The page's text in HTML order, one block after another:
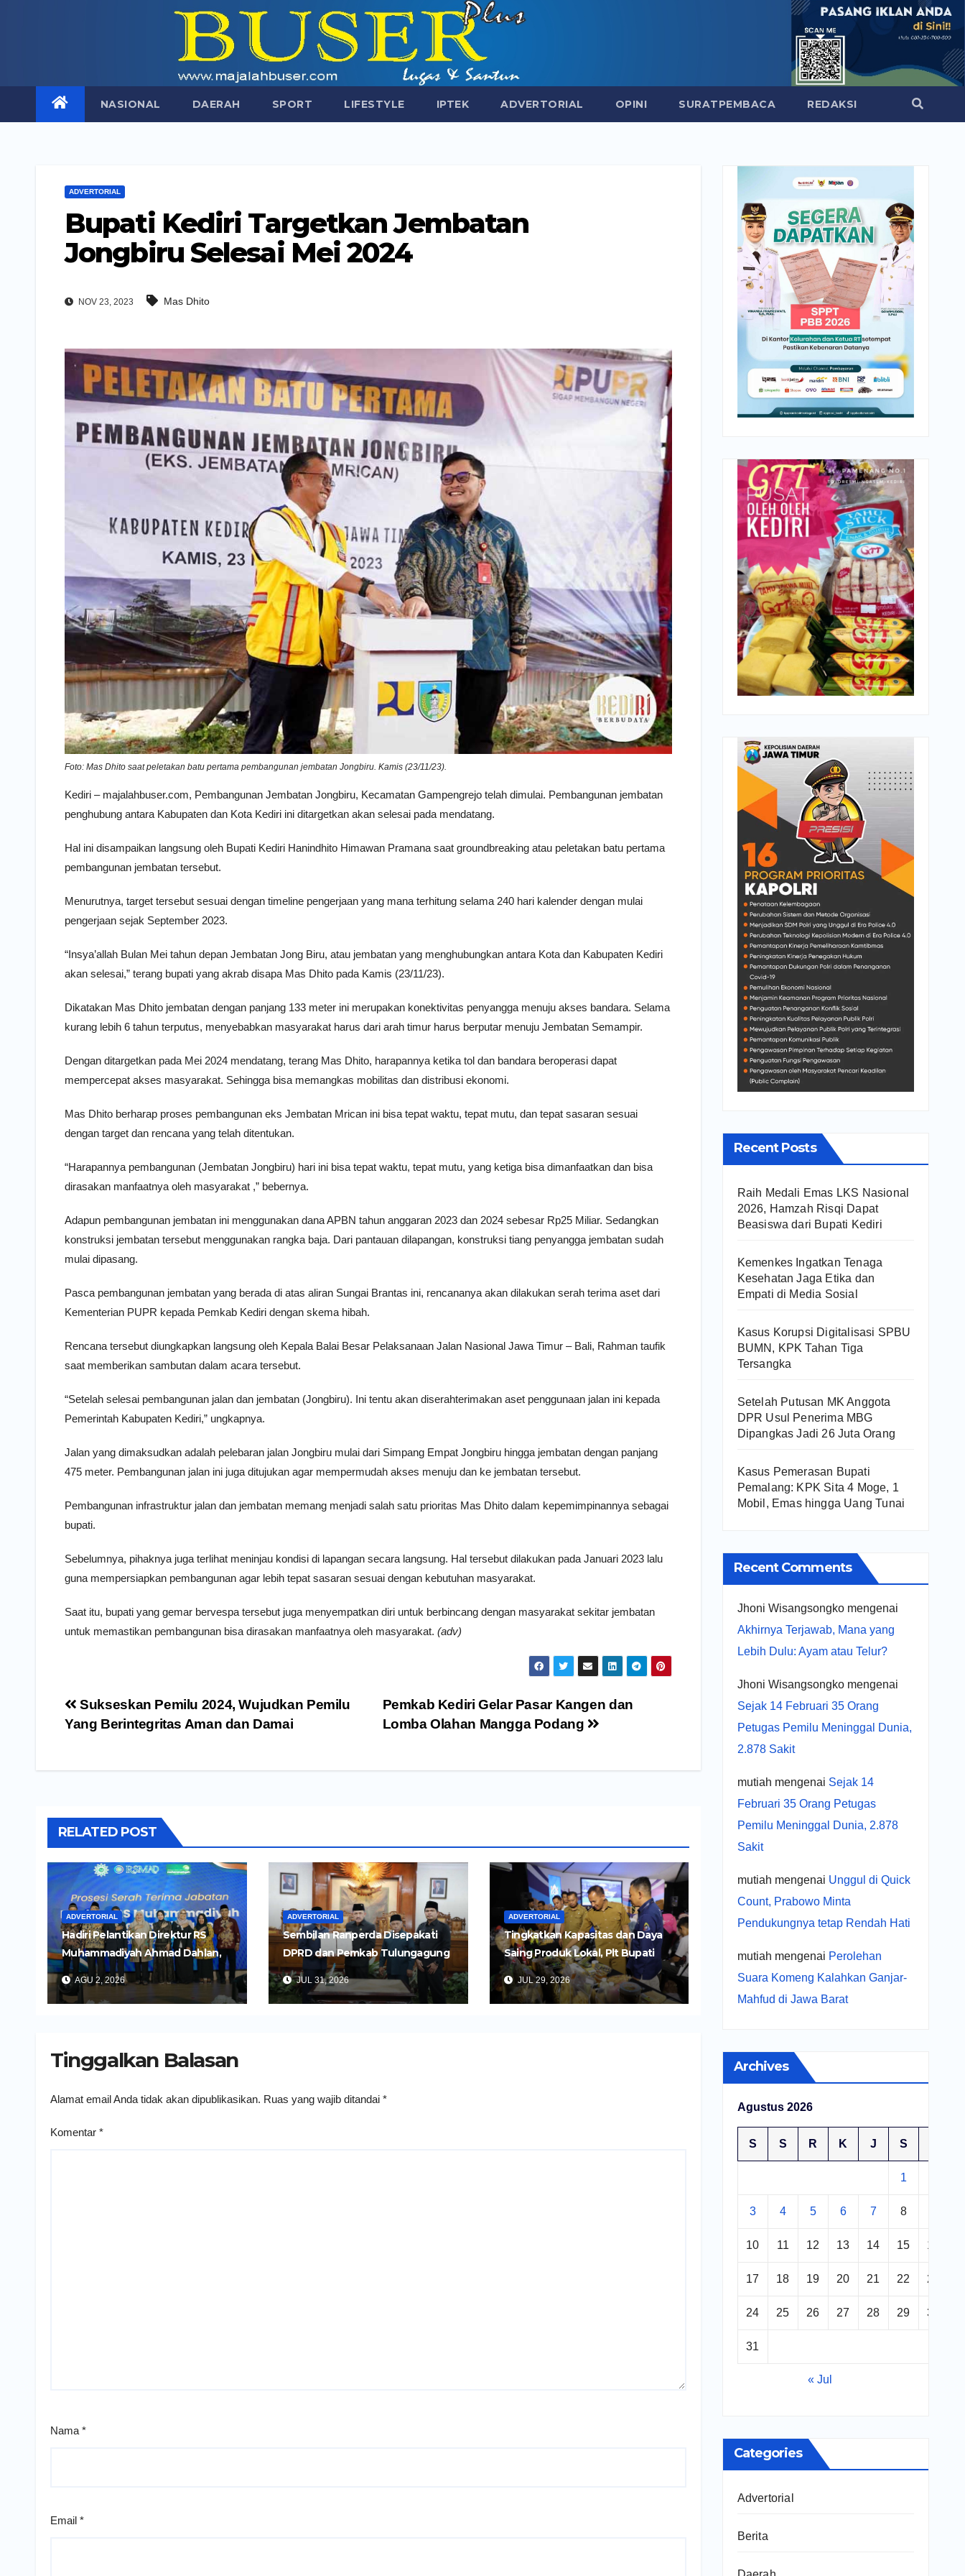
NASIONAL DAERAH SPORT LIFESTYLE IPTEK ADVERTORIAL OPINI SURATPEMBACA REDAKSI
ADVERTORIAL
Bupati Kediri Targetkan Jembatan
Jongbiru Selesai Mei 2024
NOV 23, 2023 Mas Dhito
Foto: Mas Dhito saat peletakan batu pertama pembangunan jembatan Jongbiru. Kamis (23/11/23).
Kediri – majalahbuser.com, Pembangunan Jembatan Jongbiru, Kecamatan Gampengrejo telah dimulai. Pembangunan jembatan
penghubung antara Kabupaten dan Kota Kediri ini ditargetkan akan selesai pada mendatang.
Hal ini disampaikan langsung oleh Bupati Kediri Hanindhito Himawan Pramana saat groundbreaking atau peletakan batu pertama
pembangunan jembatan tersebut.
Menurutnya, target tersebut sesuai dengan timeline pengerjaan yang mana terhitung selama 240 hari kalender dengan mulai
pengerjaan sejak September 2023.
“Insya’allah Bulan Mei tahun depan Jembatan Jong Biru, atau jembatan yang menghubungkan antara Kota dan Kabupaten Kediri
akan selesai,” terang bupati yang akrab disapa Mas Dhito pada Kamis (23/11/23).
Dikatakan Mas Dhito jembatan dengan panjang 133 meter ini merupakan konektivitas penyangga menuju akses bandara. Selama
kurang lebih 6 tahun terputus, menyebabkan masyarakat harus dari arah timur harus berputar menuju Jembatan Semampir.
Dengan ditargetkan pada Mei 2024 mendatang, terang Mas Dhito, harapannya ketika tol dan bandara beroperasi dapat
mempercepat akses masyarakat. Sehingga bisa memangkas mobilitas dan distribusi ekonomi.
Mas Dhito berharap proses pembangunan eks Jembatan Mrican ini bisa tepat waktu, tepat mutu, dan tepat sasaran sesuai
dengan target dan rencana yang telah ditentukan.
“Harapannya pembangunan (Jembatan Jongbiru) hari ini bisa tepat waktu, tepat mutu, yang ketiga bisa dimanfaatkan dan bisa
dirasakan manfaatnya oleh masyarakat ,” bebernya.
Adapun pembangunan jembatan ini menggunakan dana APBN tahun anggaran 2023 dan 2024 sebesar Rp25 Miliar. Sedangkan
konstruksi jembatan tersebut menggunakan rangka baja. Dari pantauan dilapangan, konstruksi tiang penyangga jembatan sudah
mulai dipasang.
Pasca pembangunan jembatan yang berada di atas aliran Sungai Brantas ini, rencananya akan dilakukan serah terima aset dari
Kementerian PUPR kepada Pemkab Kediri dengan skema hibah.
Rencana tersebut diungkapkan langsung oleh Kepala Balai Besar Pelaksanaan Jalan Nasional Jawa Timur – Bali, Rahman taufik
saat memberikan sambutan dalam acara tersebut.
“Setelah selesai pembangunan jalan dan jembatan (Jongbiru). Ini tentu akan diserahterimakan aset penggunaan jalan ini kepada
Pemerintah Kabupaten Kediri,” ungkapnya.
Jalan yang dimaksudkan adalah pelebaran jalan Jongbiru mulai dari Simpang Empat Jongbiru hingga jembatan dengan panjang
475 meter. Pembangunan jalan ini juga ditujukan agar mempermudah akses menuju dan ke jembatan tersebut.
Pembangunan infrastruktur jalan dan jembatan memang menjadi salah satu prioritas Mas Dhito dalam kepemimpinannya sebagai
bupati.
Sebelumnya, pihaknya juga terlihat meninjau kondisi di lapangan secara langsung. Hal tersebut dilakukan pada Januari 2023 lalu
guna mempersiapkan pembangunan agar lebih tepat sasaran sesuai dengan kebutuhan masyarakat.
Saat itu, bupati yang gemar bervespa tersebut juga menyempatkan diri untuk berbincang dengan masyarakat sekitar jembatan
untuk memastikan pembangunan bisa dirasakan manfaatnya oleh masyarakat. (adv)
Navigasi
pos
Pemkab Kediri Gelar Pasar Kangen dan
Lomba Olahan Mangga Podang
Sukseskan Pemilu 2024, Wujudkan Pemilu
Yang Berintegritas Aman dan Damai
RELATED POST
ADVERTORIAL
Hadiri Pelantikan Direktur RS
Muhammadiyah Ahmad Dahlan,
Wali Kota Kediri Tekankan
Pelayanan Kesehatan yang
Humanis
AGU 2, 2026
ADVERTORIAL
Sembilan Ranperda Disepakati
DPRD dan Pemkab Tulungagung
Untuk Perkuat Pembangunan
Daerah
JUL 31, 2026
ADVERTORIAL
Tingkatkan Kapasitas dan Daya
Saing Produk Lokal, Plt Bupati
Tulungagung Buka Seminar
Impor dan Ekspor Produk UMKM
JUL 29, 2026
Tinggalkan Balasan
Alamat email Anda tidak akan dipublikasikan. Ruas yang wajib ditandai *
Komentar *
Nama*
Email *
Recent Posts
Raih Medali Emas LKS Nasional
2026, Hamzah Risqi Dapat
Beasiswa dari Bupati Kediri
Kemenkes Ingatkan Tenaga
Kesehatan Jaga Etika dan
Empati di Media Sosial
Kasus Korupsi Digitalisasi SPBU
BUMN, KPK Tahan Tiga
Tersangka
Setelah Putusan MK Anggota
DPR Usul Penerima MBG
Dipangkas Jadi 26 Juta Orang
Kasus Pemerasan Bupati
Pemalang: KPK Sita 4 Moge, 1
Mobil, Emas hingga Uang Tunai
Recent Comments
Jhoni Wisangsongkomengenai
Akhirnya Terjawab, Mana yang
Lebih Dulu: Ayam atau Telur?
Jhoni Wisangsongkomengenai
Sejak 14 Februari 35 Orang
Petugas Pemilu Meninggal Dunia,
2.878 Sakit
mutiah mengenai Sejak 14
Februari 35 Orang Petugas
Pemilu Meninggal Dunia, 2.878
Sakit
mutiah mengenai Unggul di Quick
Count, Prabowo Minta
Pendukungnya tetap Rendah Hati
mutiah mengenai Perolehan
Suara Komeng Kalahkan Ganjar-
Mahfud di Jawa Barat
Archives
Agustus 2026
S S R K J S
1
3 4 5 6 7 8
10 11 12 13 14 15 16
17 18 19 20 21 22 23
24 25 26 27 28 29 30
31
« Jul
Categories
Advertorial
Berita